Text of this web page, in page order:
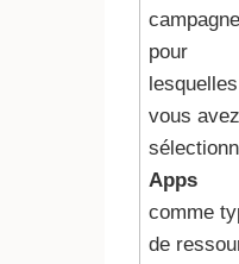
pour
lesquelles
vous avez
Apps
comme
de